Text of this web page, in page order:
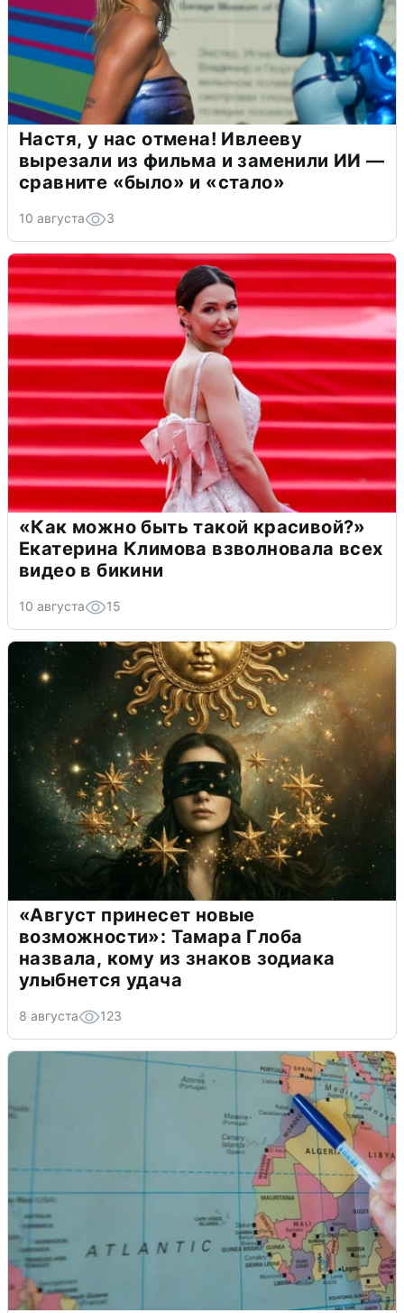
Настя, у нас отмена! Ивлееву
вырезали из фильма и заменили ИИ —
сравните «было» и «стало»
10 августа 3
«Как можно быть такой красивой?»
Екатерина Климова взволновала всех
видео в бикини
10 августа 15
«Август принесет новые
возможности»: Тамара Глоба
назвала, кому из знаков зодиака
улыбнется удача
8 августа 123